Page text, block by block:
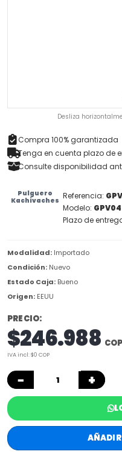
Desliza
Compra 100% garantizada
Tenga en cuenta plazo de
Consulte disponibilidad
Pulguero
Kachivaches Referencia:
Modelo: GPV04
Plazo de
Modalidad: Importado
Condición: Nuevo
Estado Caja: Bueno
Origen: EEUU
PRECIO:
$246.988 COP
IVA incl: $0 COP
− +